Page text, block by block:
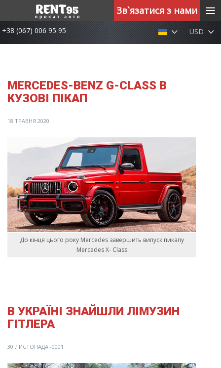
+38 (067) 006 95 95 USD
MERCEDES-BENZ G-CLASS В
КУЗОВІ ПІКАП
18 ТРАВНЯ 2020
До кінця цього року Mercedes завершить випуск пикапу
Mercedes X- Class
В УКРАЇНІ ЗНАЙШЛИ ЛІМУЗИН
ГІТЛЕРА
30 ЛИСТОПАДА -0001
Зв`язатися з нами ≡